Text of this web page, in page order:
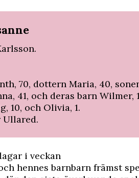
70, dottern Maria, 40,
41, och deras barn Wilmer,
10, och Olivia, 1.
i veckan
hennes barnbarn främst